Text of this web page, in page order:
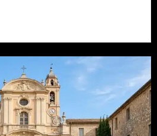
la
réservation
de
votre
taxi
pour